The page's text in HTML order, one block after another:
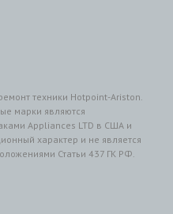
техники Hotpoint-Ariston.
марки являются
Appliances LTD в США и
характер и не является
Статьи 437 ГК РФ.